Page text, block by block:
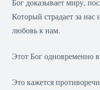
Бог доказывает миру,
Который страдает за
любовь к нам.
Этот Бог одновременно
Это кажется